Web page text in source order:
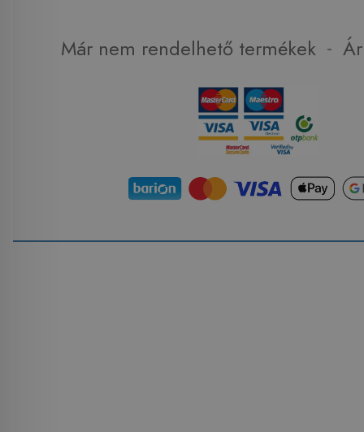
Már nem rendelhető termékek -